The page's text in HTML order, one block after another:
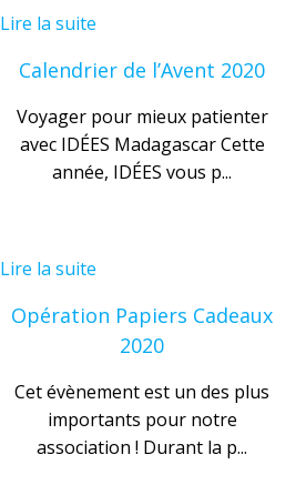
Lire la suite
Calendrier de l’Avent 2020
Voyager pour mieux patienter
avec IDÉES Madagascar Cette
année, IDÉES vous p...
Lire la suite
Opération Papiers Cadeaux
2020
Cet évènement est un des plus
importants pour notre
association ! Durant la p...